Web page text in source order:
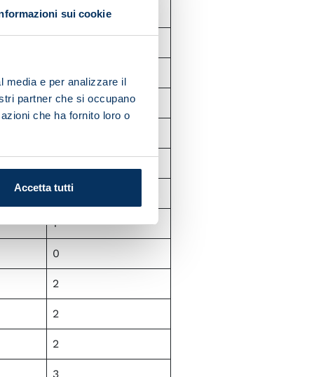
sui cookie
media e per analizzare il
partner che si occupano
che ha fornito loro o
Accetta tutti
0
0
1
1
0
2
2
2
3